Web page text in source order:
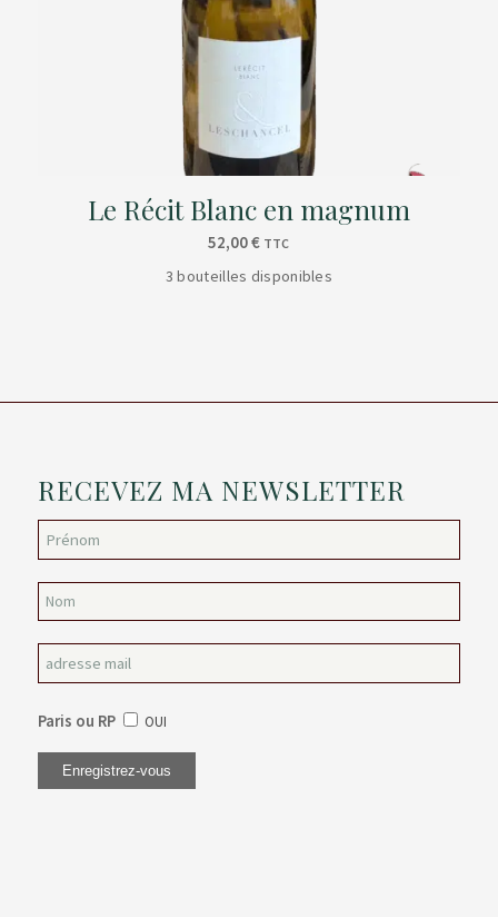
Le Récit Blanc en magnum
52,00€ TTC
3 bouteilles disponibles
RECEVEZ MA NEWSLETTER
Paris ou RP OUI